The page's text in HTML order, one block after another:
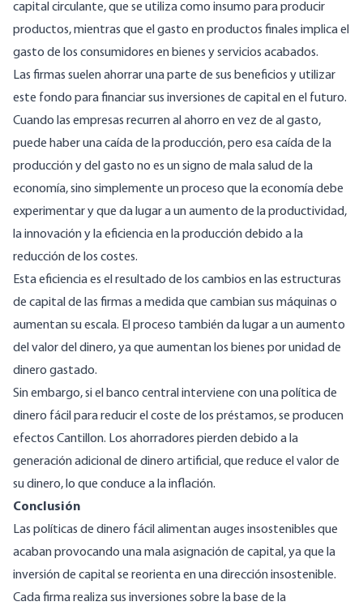
capital circulante, que se utiliza como insumo para producir
productos, mientras que el gasto en productos finales implica el
gasto de los consumidores en bienes y servicios acabados.
Las firmas suelen ahorrar una parte de sus beneficios y utilizar
este fondo para financiar sus inversiones de capital en el futuro.
Cuando las empresas recurren al ahorro en vez de al gasto,
puede haber una caída de la producción, pero esa caída de la
producción y del gasto no es un signo de mala salud de la
economía, sino simplemente un proceso que la economía debe
experimentar y que da lugar a un aumento de la productividad,
la innovación y la eficiencia en la producción debido a la
reducción de los costes.
Esta eficiencia es el resultado de los cambios en las estructuras
de capital de las firmas a medida que cambian sus máquinas o
aumentan su escala. El proceso también da lugar a un aumento
del valor del dinero, ya que aumentan los bienes por unidad de
dinero gastado.
Sin embargo, si el banco central interviene con una política de
dinero fácil para reducir el coste de los préstamos, se producen
efectos Cantillon. Los ahorradores pierden debido a la
generación adicional de dinero artificial, que reduce el valor de
su dinero, lo que conduce a la inflación.
Conclusión
Las políticas de dinero fácil alimentan auges insostenibles que
acaban provocando una mala asignación de capital, ya que la
inversión de capital se reorienta en una dirección insostenible.
Cada firma realiza sus inversiones sobre la base de la